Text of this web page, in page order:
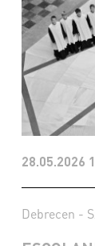
28.05.2026
Debrecen -